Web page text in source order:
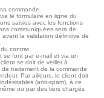
commande.
le formulaire en ligne du
saisies avec les fonctions
communiquées sera de
la validation définitive de
contrat.
se font par e-mail et via un
se doit de veiller à
traitement de la commande
Par ailleurs, le client doit
(anti-spam), à ce
ou par des tiers chargés